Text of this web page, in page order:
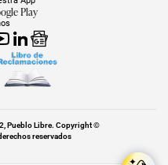
Play
Pueblo Libre. Copyright ©
reservados